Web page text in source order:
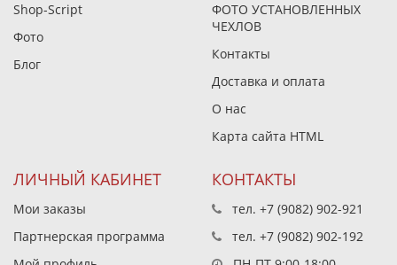
Shop-Script
Фото
Блог
ФОТО УСТАНОВЛЕННЫХ
ЧЕХЛОВ
Контакты
Доставка и оплата
О нас
Карта сайта HTML
ЛИЧНЫЙ КАБИНЕТ
Мои заказы
Партнерская программа
КОНТАКТЫ
тел. +7 (9082) 902-921
тел. +7 (9082) 902-192